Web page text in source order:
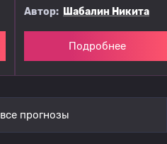
Автор: Шабалин Никита
Подробнее
прогнозы